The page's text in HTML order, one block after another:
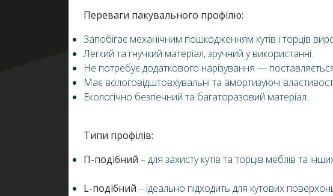
Переваги пакувального профілю:
Запобігає механічним пошкодженням кутів і торців
Легкий та гнучкий матеріал, зручний у використанні.
Не потребує додаткового нарізування —
Має вологовідштовхувальні та амортизуючі
Екологічно безпечний та багаторазовий матеріал.
Типи профілів:
П-подібний – для захисту кутів та торців меблів та
L-подібний – ідеально підходить для кутових